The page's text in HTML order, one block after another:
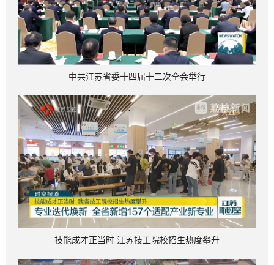
中共江苏省委十四届十二次全会举行
技能成才正当时 江苏技工院校招生热度攀升